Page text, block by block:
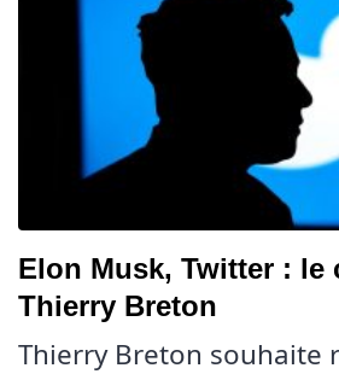
Elon Musk, Twitter : le
Thierry Breton
Thierry Breton souhaite